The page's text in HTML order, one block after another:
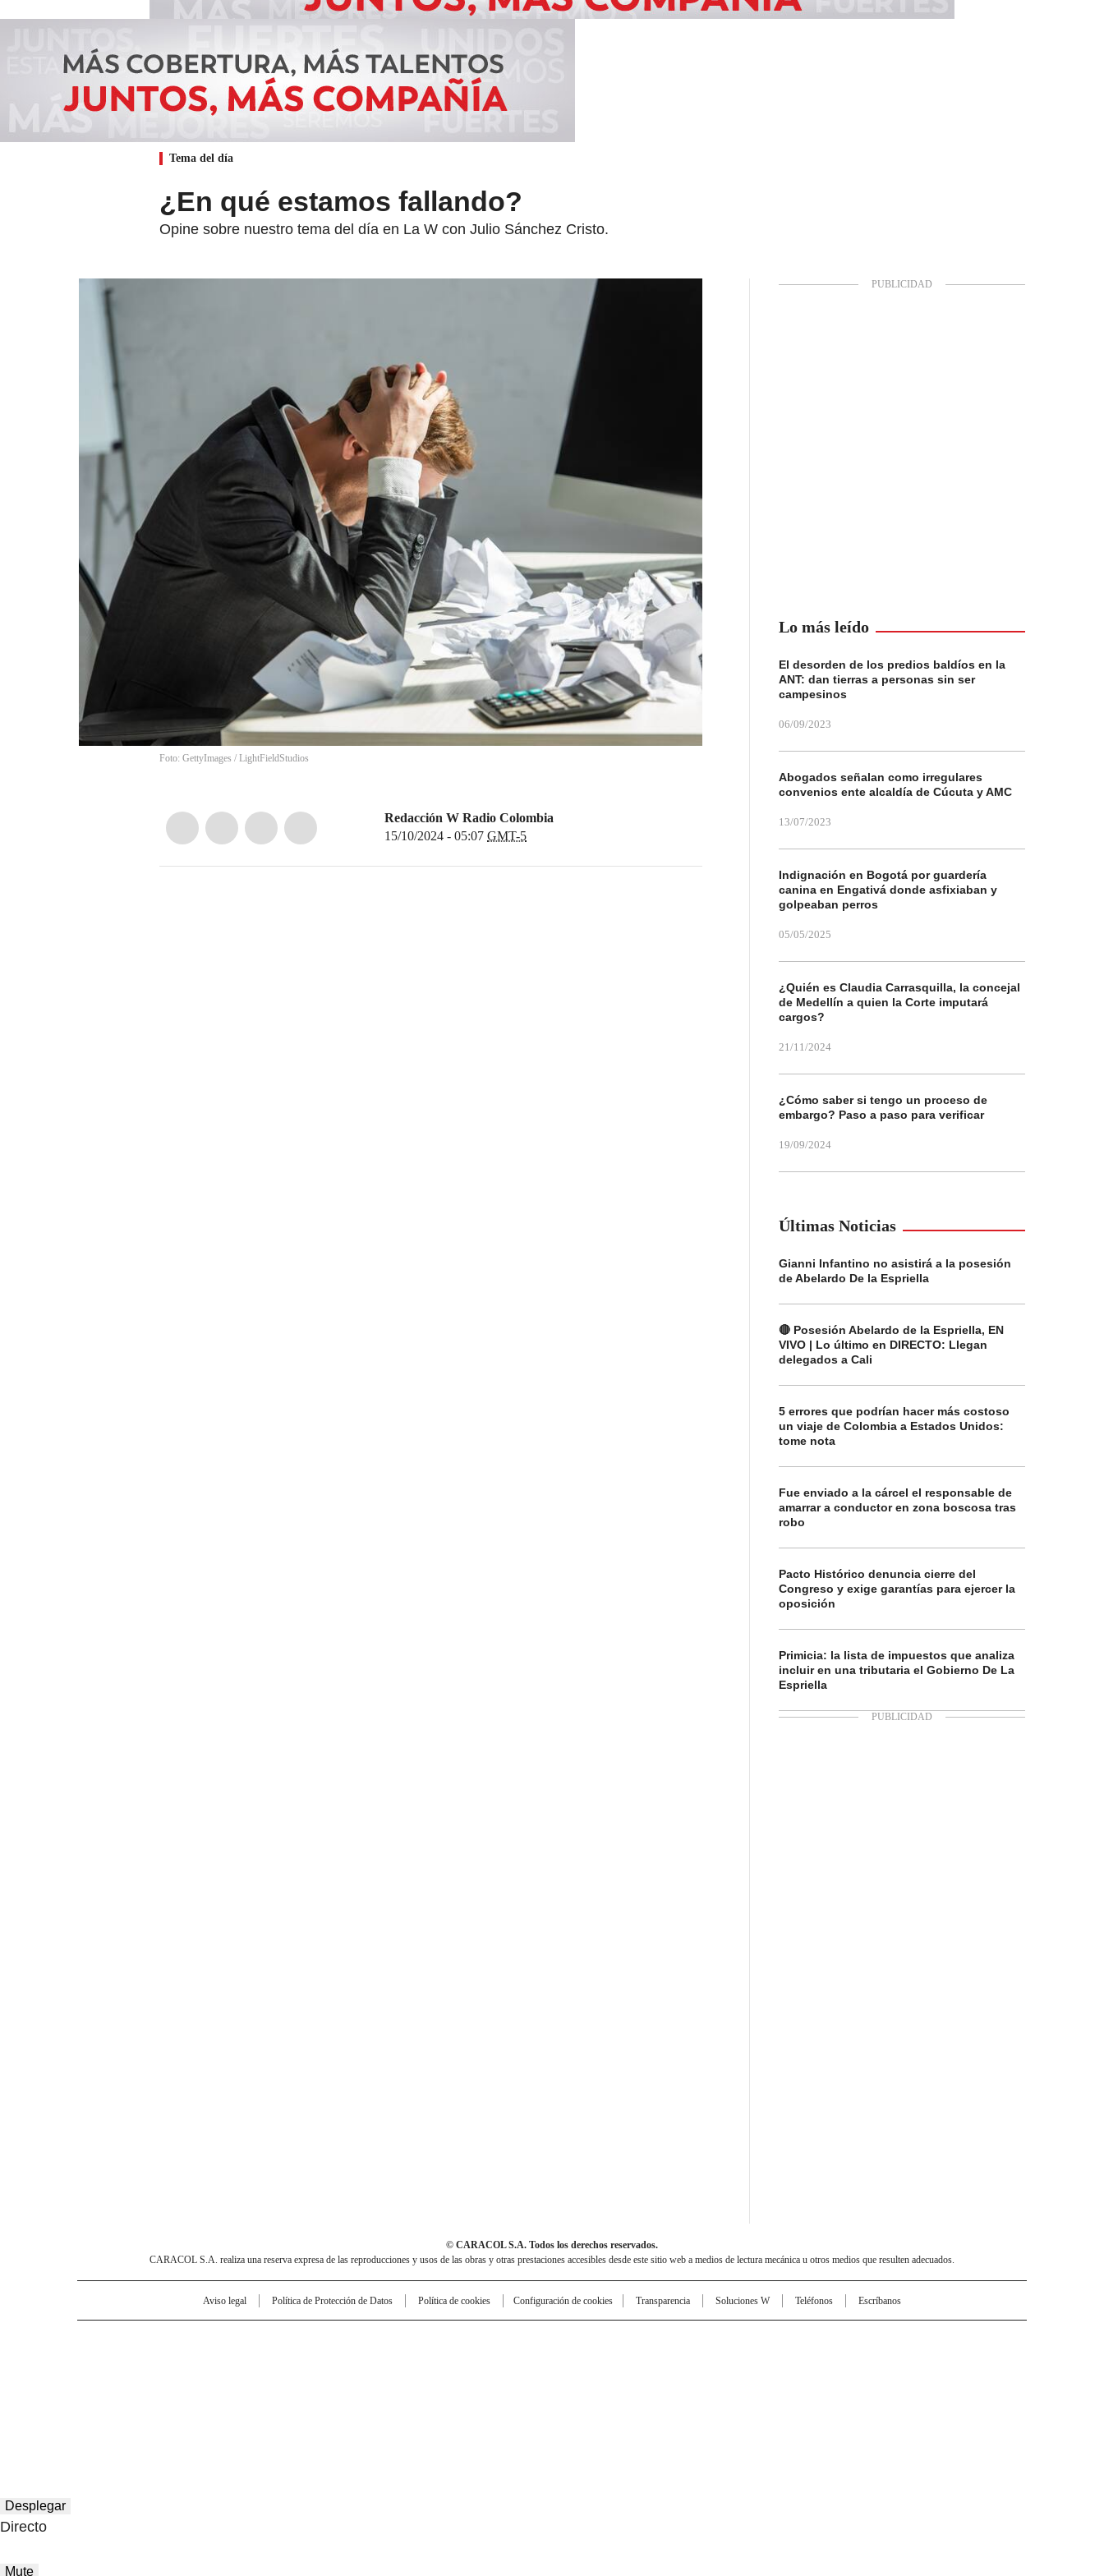
Tema del día
¿En qué estamos fallando?
Opine sobre nuestro tema del día en La W con Julio Sánchez Cristo.
Foto: GettyImages / LightFieldStudios
Redacción W Radio Colombia
15/10/2024 - 05:07 GMT-5
Lo más leído
El desorden de los predios baldíos en la
ANT: dan tierras a personas sin ser
campesinos
06/09/2023
Abogados señalan como irregulares
convenios ente alcaldía de Cúcuta y AMC
13/07/2023
Indignación en Bogotá por guardería
canina en Engativá donde asfixiaban y
golpeaban perros
05/05/2025
¿Quién es Claudia Carrasquilla, la concejal
de Medellín a quien la Corte imputará
cargos?
21/11/2024
¿Cómo saber si tengo un proceso de
embargo? Paso a paso para verificar
19/09/2024
Últimas Noticias
Gianni Infantino no asistirá a la posesión
de Abelardo De la Espriella
🔴 Posesión Abelardo de la Espriella, EN
VIVO | Lo último en DIRECTO: Llegan
delegados a Cali
5 errores que podrían hacer más costoso
un viaje de Colombia a Estados Unidos:
tome nota
Fue enviado a la cárcel el responsable de
amarrar a conductor en zona boscosa tras
robo
Pacto Histórico denuncia cierre del
Congreso y exige garantías para ejercer la
oposición
Primicia: la lista de impuestos que analiza
incluir en una tributaria el Gobierno De La
Espriella
© CARACOL S.A. Todos los derechos reservados.
CARACOL S.A. realiza una reserva expresa de las reproducciones y usos de las obras y otras prestaciones accesibles desde este sitio web a medios de lectura mecánica u otros medios que resulten adecuados.
Aviso legal Política de Protección de Datos Política de cookies Configuración de cookies Transparencia Soluciones W Teléfonos Escríbanos
Desplegar
Directo
Mute